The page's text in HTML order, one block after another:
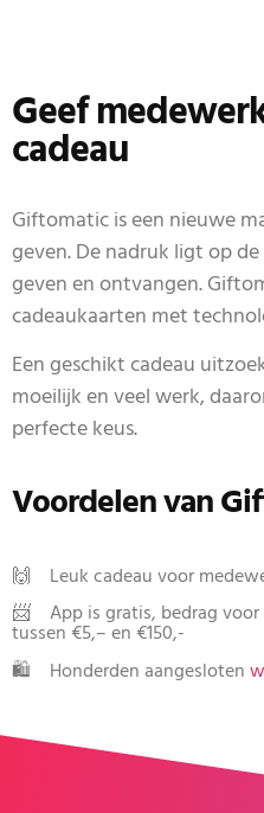
Geef
cadeau
Giftomatic is een nieuwe
geven. De nadruk ligt op
geven en ontvangen.
cadeaukaarten met
Een geschikt cadeau
moeilijk en veel werk,
perfecte keus.
Voordelen van
🙌 Leuk cadeau voor
📨 App is gratis, bedrag
tussen €5,– en €150,-
🛍️ Honderden aangesloten